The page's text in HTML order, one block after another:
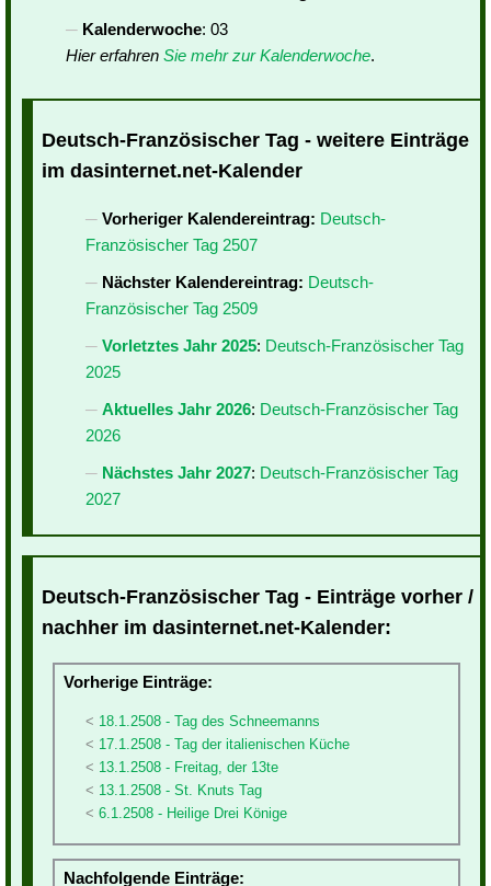
Kalenderwoche: 03
Hier erfahren Sie mehr zur Kalenderwoche.
Deutsch-Französischer Tag - weitere Einträge
im dasinternet.net-Kalender
Vorheriger Kalendereintrag: Deutsch-
Französischer Tag 2507
Nächster Kalendereintrag: Deutsch-
Französischer Tag 2509
Vorletztes Jahr 2025: Deutsch-Französischer Tag
2025
Aktuelles Jahr 2026: Deutsch-Französischer Tag
2026
Nächstes Jahr 2027: Deutsch-Französischer Tag
2027
Deutsch-Französischer Tag - Einträge vorher /
nachher im dasinternet.net-Kalender:
Vorherige Einträge:
18.1.2508 - Tag des Schneemanns
17.1.2508 - Tag der italienischen Küche
13.1.2508 - Freitag, der 13te
13.1.2508 - St. Knuts Tag
6.1.2508 - Heilige Drei Könige
Nachfolgende Einträge: